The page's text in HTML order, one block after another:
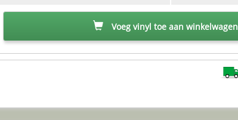
Voeg vinyl toe aan winkelwagen